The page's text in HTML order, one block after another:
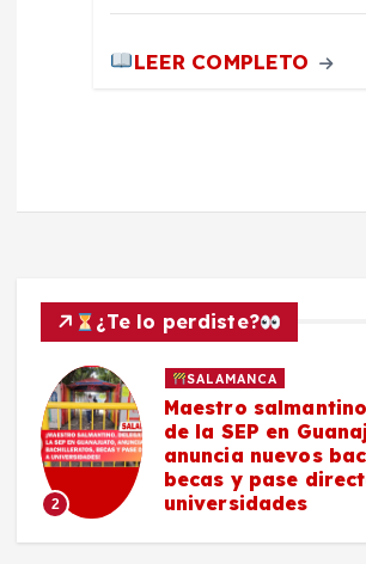
LEER COMPLETO
¿Te lo perdiste?
2
SALAMANCA
Maestro
de la SEP en
anuncia nuevos
becas y pase
universidades